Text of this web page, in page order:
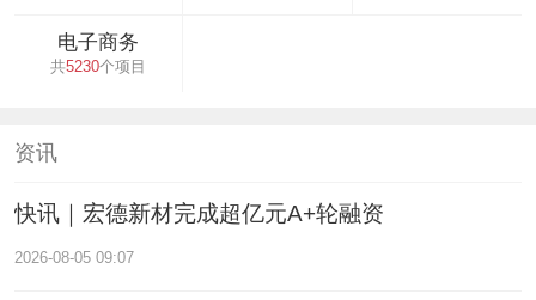
电子商务
共5230个项目
资讯
快讯｜宏德新材完成超亿元A+轮融资
2026-08-05 09:07